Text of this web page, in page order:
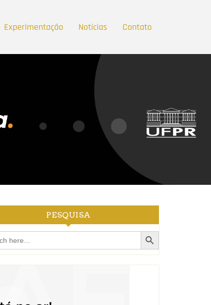
Experimentação Notícias Contato
PESQUISA
Search Button